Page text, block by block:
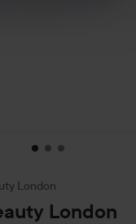
London
London